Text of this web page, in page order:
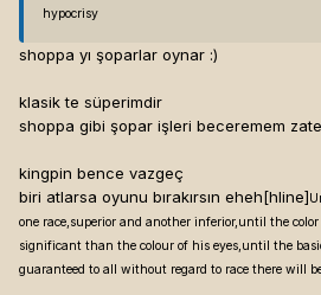
hypocrisy
shoppa yı şoparlar oynar :)
klasik te süperimdir
shoppa gibi şopar işleri beceremem
kingpin bence vazgeç
biri atlarsa oyunu bırakırsın eheh[hline]
one race,superior and another inferior,until the
significant than the colour of his eyes,until the
guaranteed to all without regard to race there will